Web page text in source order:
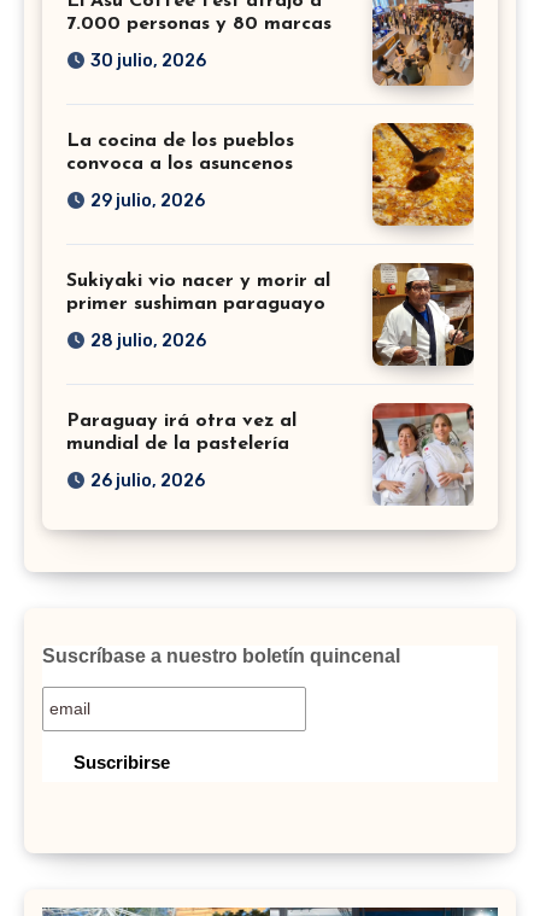
7.000 personas y 80 marcas
30 julio, 2026
La cocina de los pueblos
convoca a los asuncenos
29 julio, 2026
Sukiyaki vio nacer y morir al
primer sushiman paraguayo
28 julio, 2026
Paraguay irá otra vez al
mundial de la pastelería
26 julio, 2026
Suscríbase a nuestro boletín quincenal